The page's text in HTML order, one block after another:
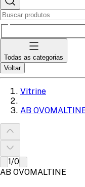
Todas as categorias
Voltar
Vitrine
AB
1/0
AB OVOMALTINE